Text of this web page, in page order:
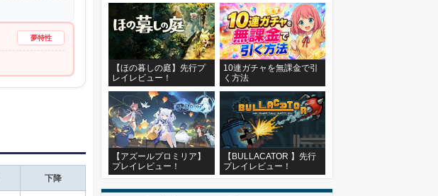
夢特性
下降
【ほの暮しの庭】先行プ
レイレビュー！
10連ガチャを無課金で引
く方法
【アズールプロミリア】
プレイレビュー！
【BULLACATOR 】先行
プレイレビュー！